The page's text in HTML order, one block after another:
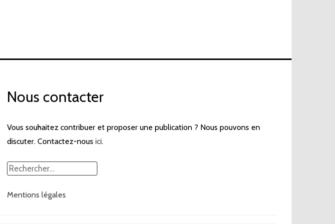
Nous contacter
Vous souhaitez contribuer et proposer une publication ? Nous pouvons en
discuter. Contactez-nous ici.
Rechercher :
Mentions légales